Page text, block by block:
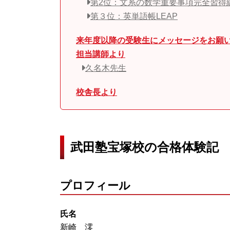
第2位：文系の数学重要事項完全習得
第３位：英単語帳LEAP
来年度以降の受験生にメッセージをお願
担当講師より
久名木先生
校舎長より
武田塾宝塚校の合格体験記
プロフィール
氏名
新崎 澪